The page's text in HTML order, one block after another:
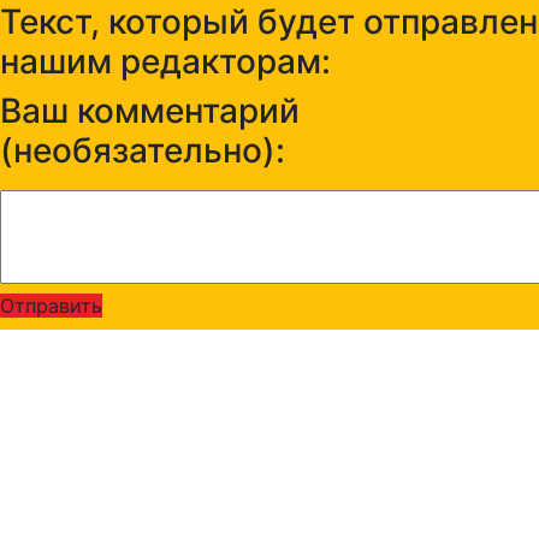
Текст, который будет отправлен
нашим редакторам:
Ваш комментарий
(необязательно):
Отправить